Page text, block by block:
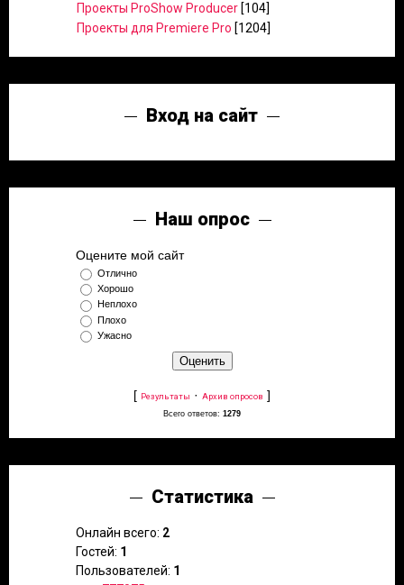
Проекты ProShow Producer [104]
Проекты для Premiere Pro [1204]
Вход на сайт
Наш опрос
Оцените мой сайт
Отлично
Хорошо
Неплохо
Плохо
Ужасно
[ Результаты · Архив опросов ]
Всего ответов: 1279
Статистика
Онлайн всего: 2
Гостей: 1
Пользователей: 1